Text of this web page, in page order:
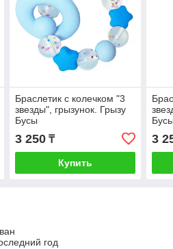
Браслетик с колечком "3
звезды", грызунок. Грызу
Бусы
3 250₸
Купить
3
год